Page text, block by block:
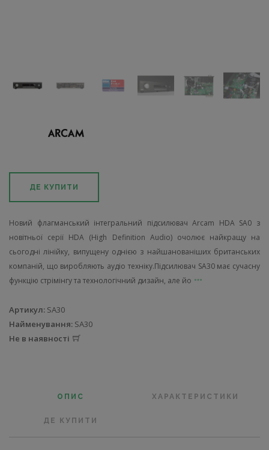
ДЕ КУПИТИ
Новий флагманський інтегральний підсилювач Arcam HDA SA0 з
новітньої серії HDA (High Definition Audio) очолює найкращу на
сьогодні лінійку, випущену однією з найшанованіших британських
компаній, що виробляють аудіо техніку.Підсилювач SA30 має сучасну
функцію стрімінгу та технологічний дизайн, але йо
Артикул: SA30
Найменування: SA30
Не в наявності
ОПИС ХАРАКТЕРИСТИКИ
ДЕ КУПИТИ